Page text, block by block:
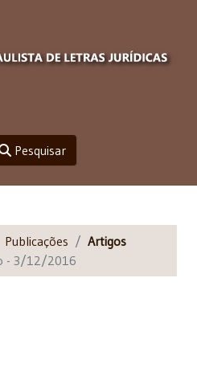
Pesquisar
Publicações
Artigos
- 3/12/2016